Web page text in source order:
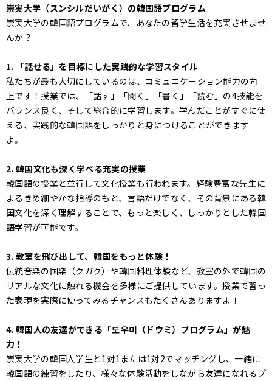
崇実大学（スンシルだいがく）の韓国語プログラム
崇実大学の韓国語プログラムで、あなたの留学生活を充実させませ
んか？
1. 「話せる」を目標にした実践的な学習スタイル
私たちが最も大切にしているのは、コミュニケーション能力の向
上です！授業では、「話す」「聞く」「書く」「読む」の4技能を
バランス良く、そして総合的に学習します。学んだことがすぐに使
える、実践的な韓国語をしっかりと身につけることができます
よ。
2. 韓国文化も深く学べる充実の授業
韓国語の授業と並行して文化授業も行われます。経験豊富な先生に
よるきめ細やかな指導のもと、言語だけでなく、その背景にある韓
国文化を深く理解することで、もっと楽しく、しっかりとした韓国
語学習が可能です。
3. 教室を飛び出して、韓国をもっと体験！
伝統音楽の国楽（クガク）や韓国料理体験など、教室の外で韓国の
リアルな文化に触れる機会を多様にご提供しています。授業で習っ
た表現を実際に使ってみるチャンスもたくさんありますよ！
4. 韓国人の友達ができる「도우미（ドウミ）プログラム」が魅
力！
崇実大学の韓国人学生と1対1または1対2でマッチングし、一緒に
韓国語の練習をしたり、様々な体験活動をしながら友達になれるプ